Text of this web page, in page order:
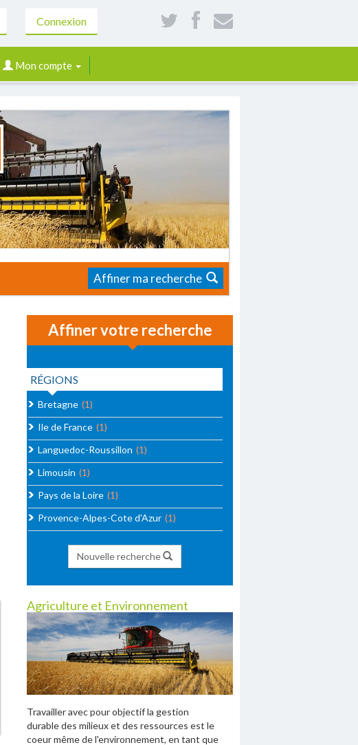
Connexion
Mon compte
Affiner ma recherche
Affiner votre recherche
RÉGIONS
Bretagne (1)
Ile de France (1)
Languedoc-Roussillon (1)
Limousin (1)
Pays de la Loire (1)
Provence-Alpes-Cote d'Azur (1)
Nouvelle recherche
Agriculture et Environnement
Travailler avec pour objectif la gestion
durable des milieux et des ressources est le
coeur même de l'environnement, en tant que